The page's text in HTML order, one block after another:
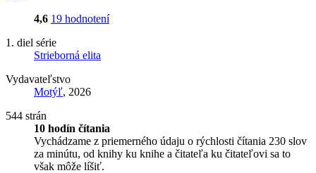
4,6 19 hodnotení
1. diel série
Strieborná elita
Vydavateľstvo
Motýľ, 2026
544 strán
10 hodín čítania
Vychádzame z priemerného údaju o rýchlosti čítania 230 slov
za minútu, od knihy ku knihe a čitateľa ku čitateľovi sa to
však môže líšiť.